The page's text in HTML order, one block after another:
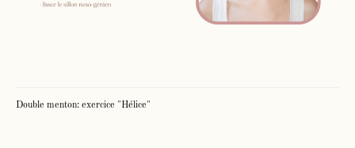
Double menton: exercice "Hélice"